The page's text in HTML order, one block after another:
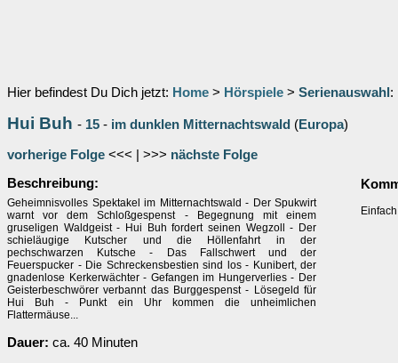
Hier befindest Du Dich jetzt: Home > Hörspiele > Serienauswahl :
Hui Buh - 15 - im dunklen Mitternachtswald (Europa)
vorherige Folge <<< | >>> nächste Folge
Beschreibung:
Geheimnisvolles Spektakel im Mitternachtswald - Der Spukwirt
warnt vor dem Schloßgespenst - Begegnung mit einem
gruseligen Waldgeist - Hui Buh fordert seinen Wegzoll - Der
schieläugige Kutscher und die Höllenfahrt in der
pechschwarzen Kutsche - Das Fallschwert und der
Feuerspucker - Die Schreckensbestien sind los - Kunibert, der
gnadenlose Kerkerwächter - Gefangen im Hungerverlies - Der
Geisterbeschwörer verbannt das Burggespenst - Lösegeld für
Hui Buh - Punkt ein Uhr kommen die unheimlichen
Flattermäuse...
Dauer: ca. 40 Minuten